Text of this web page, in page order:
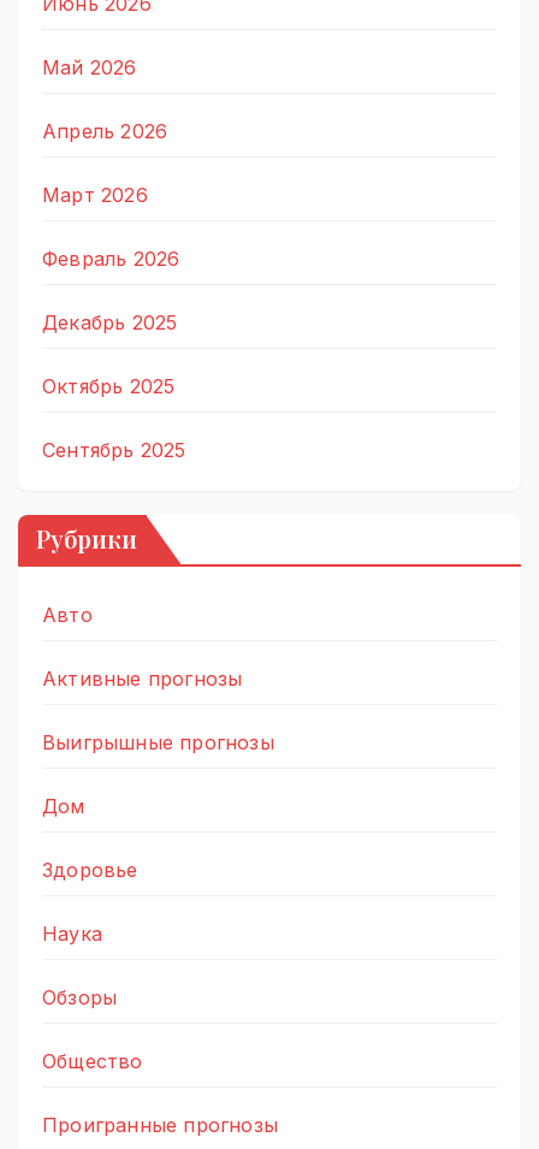
Май 2026
Апрель 2026
Март 2026
Февраль 2026
Декабрь 2025
Октябрь 2025
Сентябрь 2025
Рубрики
Авто
Активные прогнозы
Выигрышные прогнозы
Дом
Здоровье
Наука
Обзоры
Общество
Проигранные прогнозы